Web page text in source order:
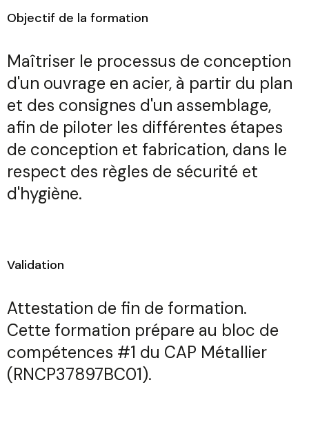
Objectif de la formation
Maîtriser le processus de conception
d'un ouvrage en acier, à partir du plan
et des consignes d'un assemblage,
afin de piloter les différentes étapes
de conception et fabrication, dans le
respect des règles de sécurité et
d'hygiène.
Validation
Attestation de fin de formation.
Cette formation prépare au bloc de
compétences #1 du CAP Métallier
(RNCP37897BC01).